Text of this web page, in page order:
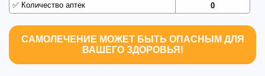
✅ Количество аптек 0
САМОЛЕЧЕНИЕ МОЖЕТ БЫТЬ ОПАСНЫМ ДЛЯ
ВАШЕГО ЗДОРОВЬЯ!